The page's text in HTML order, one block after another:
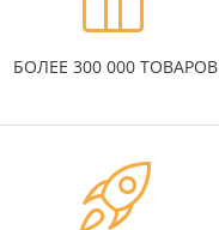
БОЛЕЕ 300 000 ТОВАРОВ